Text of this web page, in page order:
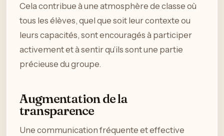
Cela contribue à une atmosphère de classe où
tous les élèves, quel que soit leur contexte ou
leurs capacités, sont encouragés à participer
activement et à sentir qu’ils sont une partie
précieuse du groupe.
Augmentation de la
transparence
Une communication fréquente et effective